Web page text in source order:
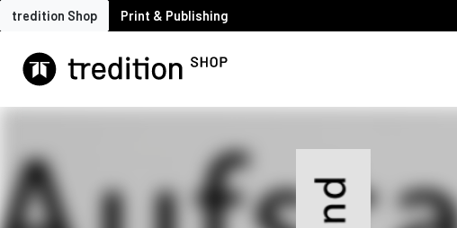
tredition Shop Print & Publishing